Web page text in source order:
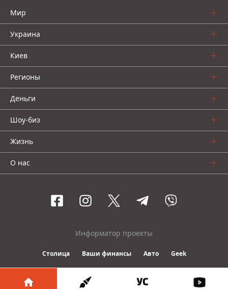
Мир
Украина
Киев
Регионы
Деньги
Шоу-биз
Жизнь
О нас
Информатор проекты
Столица Ваши финансы Авто Geek
© 2016-2026 Informator